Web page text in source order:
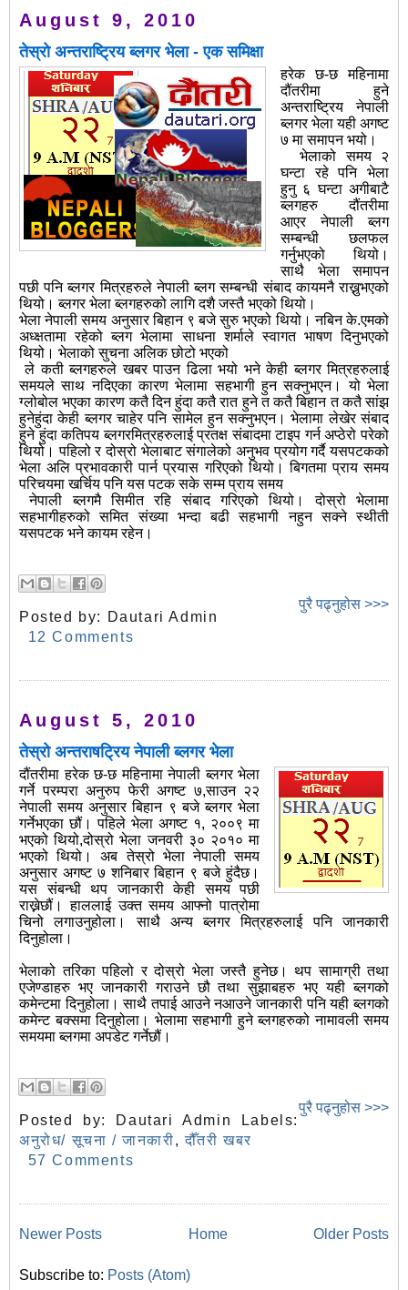
August 9, 2010
तेस्रो अन्तराष्ट्रिय ब्लगर भेला - एक समिक्षा
हरेक छ-छ महिनामा
दौंतरीमा हुने
अन्तराष्ट्रिय नेपाली
ब्लगर भेला यही अगष्ट
७ मा समापन भयो।
भेलाको समय २
घन्टा रहे पनि भेला
हुनु ६ घन्टा अगीबाटै
ब्लगहरु दौंतरीमा
आएर नेपाली ब्लग
सम्बन्धी छलफल
गर्नुभएको थियो।
साथै भेला समापन
पछी पनि ब्लगर मित्रहरुले नेपाली ब्लग सम्बन्धी संबाद कायमनै राख्नुभएको
थियो। ब्लगर भेला ब्लगहरुको लागि दशै जस्तै भएको थियो।
भेला नेपाली समय अनुसार बिहान ९ बजे सुरु भएको थियो। नबिन के.एमको
अध्क्षतामा रहेको ब्लग भेलामा साधना शर्माले स्वागत भाषण दिनुभएको
थियो। भेलाको सुचना अलिक छोटो भएको
ले कती ब्लगहरुले खबर पाउन ढिला भयो भने केही ब्लगर मित्रहरुलाई
समयले साथ नदिएका कारण भेलामा सहभागी हुन सक्नुभएन। यो भेला
ग्लोबोल भएका कारण कतै दिन हुंदा कतै रात हुने त कतै बिहान त कतै सांझ
हुनेहुंदा केही ब्लगर चाहेर पनि सामेल हुन सक्नुभएन। भेलामा लेखेर संबाद
हुने हुंदा कतिपय ब्लगरमित्रहरुलाई प्रतक्ष संबादमा टाइप गर्न अप्ठेरो परेको
थियो। पहिलो र दोस्रो भेलाबाट संगालेको अनुभव प्रयोग गर्दै यसपटकको
भेला अलि प्रभावकारी पार्न प्रयास गरिएको थियो। बिगतमा प्राय समय
परिचयमा खर्चिय पनि यस पटक सके सम्म प्राय समय
नेपाली ब्लगमै सिमीत रहि संबाद गरिएको थियो। दोस्रो भेलामा
सहभागीहरुको समित संख्या भन्दा बढी सहभागी नहुन सक्ने स्थीती
यसपटक भने कायम रहेन।
पुरै पढ्नुहोस >>>
Posted by:
Dautari Admin
12 Comments
August 5, 2010
तेस्रो अन्तराषट्रिय नेपाली ब्लगर भेला
दौंतरीमा हरेक छ-छ महिनामा नेपाली ब्लगर भेला
गर्ने परम्परा अनुरुप फेरी अगष्ट ७,साउन २२
नेपाली समय अनुसार बिहान ९ बजे ब्लगर भेला
गर्नेभएका छौं। पहिले भेला अगष्ट १, २००९ मा
भएको थियो,दोस्रो भेला जनवरी ३० २०१० मा
भएको थियो। अब तेस्रो भेला नेपाली समय
अनुसार अगष्ट ७ शनिबार बिहान ९ बजे हुंदैछ।
यस संबन्धी थप जानकारी केही समय पछी
राख्नेछौं। हाललाई उक्त समय आफ्नो पात्रोमा
चिनो लगाउनुहोला। साथै अन्य ब्लगर मित्रहरुलाई पनि जानकारी
दिनुहोला।
भेलाको तरिका पहिलो र दोस्रो भेला जस्तै हुनेछ। थप सामाग्री तथा
एजेण्डाहरु भए जानकारी गराउने छौ तथा सुझाबहरु भए यही ब्लगको
कमेन्टमा दिनुहोला। साथै तपाई आउने नआउने जानकारी पनि यही ब्लगको
कमेन्ट बक्समा दिनुहोला। भेलामा सहभागी हुने ब्लगहरुको नामावली समय
समयमा ब्लगमा अपडेट गर्नेछौं।
पुरै पढ्नुहोस >>>
Posted by: Dautari Admin
Labels:
अनुरोध/ सूचना / जानकारी,दौँतरी खबर
57 Comments
Newer Posts Older Posts
Home
Subscribe to: Posts (Atom)